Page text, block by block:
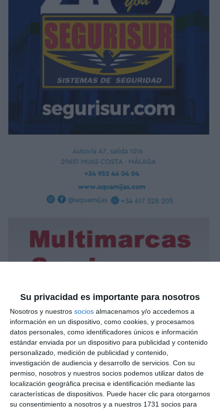
Su privacidad es importante para nosotros
Nosotros y nuestros socios almacenamos y/o accedemos a
información en un dispositivo, como cookies, y procesamos
datos personales, como identificadores únicos e información
estándar enviada por un dispositivo para publicidad y contenido
personalizado, medición de publicidad y contenido,
investigación de audiencia y desarrollo de servicios. Con su
permiso, nosotros y nuestros socios podemos utilizar datos de
localización geográfica precisa e identificación mediante las
características de dispositivos. Puede hacer clic para otorgarnos
su consentimiento a nosotros y a nuestros 1731 socios para